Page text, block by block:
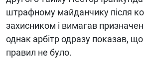
штрафному майданчику після
захисником і вимагав
однак арбітр одразу показав,
правил не було.